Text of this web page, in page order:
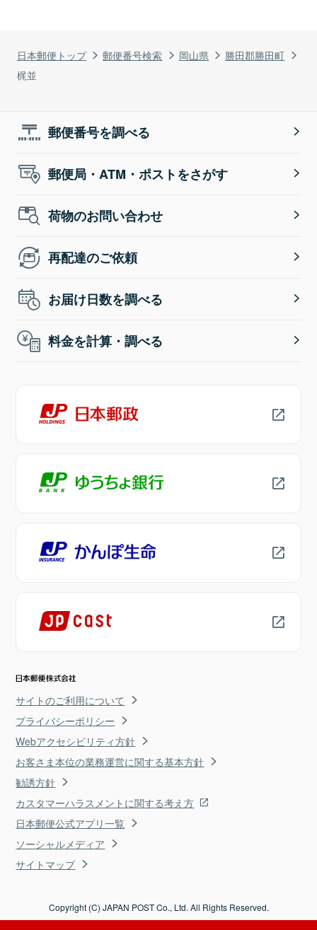
日本郵便トップ 郵便番号検索 岡山県
勝田郡勝田町
梶並
郵便番号を調べる
郵便局・ATM・ポストをさがす
荷物のお問い合わせ
再配達のご依頼
お届け日数を調べる
料金を計算・調べる
サイトのご利用について
プライバシーポリシー
Webアクセシビリティ方針
お客さま本位の業務運営に関する基本方針
勧誘方針
カスタマーハラスメントに関する考え方
日本郵便公式アプリ一覧
ソーシャルメディア
サイトマップ
Copyright (C) JAPAN POST Co., Ltd. All Rights Reserved.